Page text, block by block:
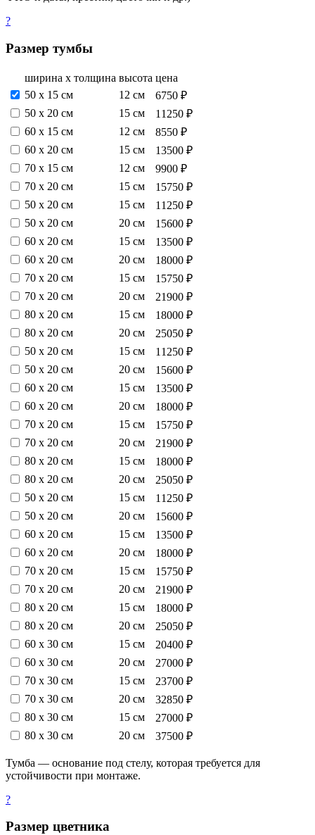
?
Размер тумбы
ширина х толщина высота цена
50 х 15 см
12 см
6750 ₽
50 х 20 см
15 см
11250 ₽
60 х 15 см
12 см
8550 ₽
60 х 20 см
15 см
13500 ₽
70 х 15 см
12 см
9900 ₽
70 х 20 см
15 см
15750 ₽
50 х 20 см
15 см
11250 ₽
50 х 20 см
20 см
15600 ₽
60 х 20 см
15 см
13500 ₽
60 х 20 см
20 см
18000 ₽
70 х 20 см
15 см
15750 ₽
70 х 20 см
20 см
21900 ₽
80 х 20 см
15 см
18000 ₽
80 х 20 см
20 см
25050 ₽
50 х 20 см
15 см
11250 ₽
50 х 20 см
20 см
15600 ₽
60 х 20 см
15 см
13500 ₽
60 х 20 см
20 см
18000 ₽
70 х 20 см
15 см
15750 ₽
70 х 20 см
20 см
21900 ₽
80 х 20 см
15 см
18000 ₽
80 х 20 см
20 см
25050 ₽
50 х 20 см
15 см
11250 ₽
50 х 20 см
20 см
15600 ₽
60 х 20 см
15 см
13500 ₽
60 х 20 см
20 см
18000 ₽
70 х 20 см
15 см
15750 ₽
70 х 20 см
20 см
21900 ₽
80 х 20 см
15 см
18000 ₽
80 х 20 см
20 см
25050 ₽
60 х 30 см
15 см
20400 ₽
60 х 30 см
20 см
27000 ₽
70 х 30 см
15 см
23700 ₽
70 х 30 см
20 см
32850 ₽
80 х 30 см
15 см
27000 ₽
80 х 30 см
20 см 37500 ₽
Тумба — основание под стелу, которая требуется для
устойчивости при монтаже.
?
Размер цветника